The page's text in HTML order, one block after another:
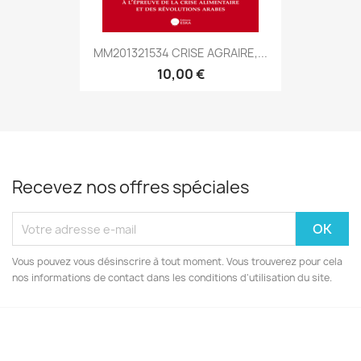
MM201321534 CRISE AGRAIRE,...
10,00 €
Recevez nos offres spéciales
Vous pouvez vous désinscrire à tout moment. Vous trouverez pour cela
nos informations de contact dans les conditions d'utilisation du site.